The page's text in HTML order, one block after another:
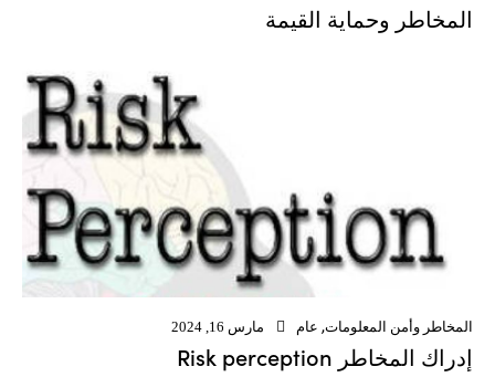
المخاطر وحماية القيمة
المخاطر وأمن المعلومات, عام مارس 16, 2024
إدراك المخاطر Risk perception